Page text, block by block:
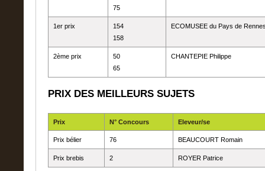
75
1er prix
154
158
ECOMUSEE du Pays de
2ème prix
50
65
CHANTEPIE Philippe
PRIX DES MEILLEURS SUJETS
Prix N° Concours Eleveur/se
Prix bélier 76 BEAUCOURT Romain
Prix brebis 2 ROYER Patrice